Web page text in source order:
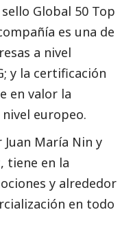
Global 50 Top
es una de
a nivel
y la certificación
en valor la
europeo.
María Nin y
tiene en la
y alrededor
en todo